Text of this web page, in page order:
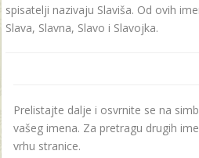
spisatelji nazivaju Slaviša. Od ovih
Slava, Slavna, Slavo i Slavojka.
Prelistajte dalje i osvrnite se na
vašeg imena. Za pretragu drugih
vrhu stranice.